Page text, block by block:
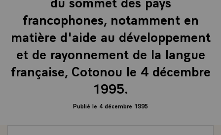
francophones, notamment en
matière d'aide au développement
et de rayonnement de la langue
française, Cotonou le 4 décembre
1995.
Publié le 4 décembre 1995